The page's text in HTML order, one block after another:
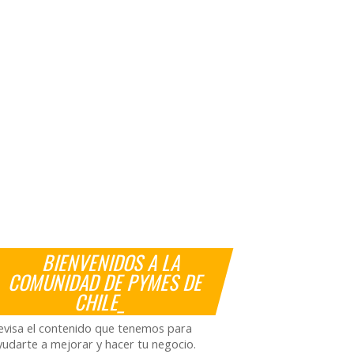
BIENVENIDOS A LA
COMUNIDAD DE PYMES DE
CHILE_
el contenido que tenemos para
a mejorar y hacer tu negocio.